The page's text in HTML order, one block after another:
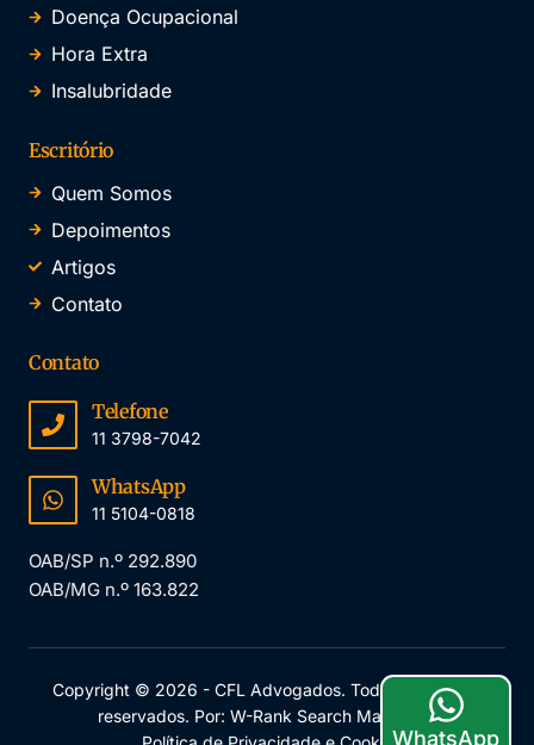
Doença Ocupacional
Hora Extra
Insalubridade
Escritório
Quem Somos
Depoimentos
Artigos
Contato
Contato
Telefone
11 3798-7042
WhatsApp
11 5104-0818
OAB/SP n.º 292.890
OAB/MG n.º 163.822
Copyright © 2026 - CFL Advogados. Todos os direitos
reservados. Por: W-Rank Search Marketing
WhatsApp